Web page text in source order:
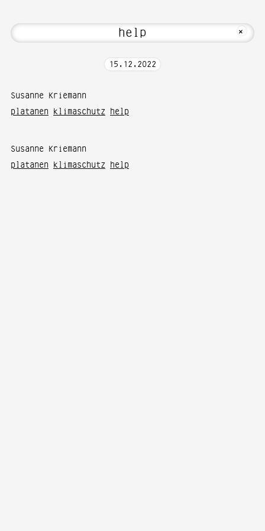
+
15 . 12 . 2022
Susanne Kriemann
platanen
klimaschutz help
Susanne Kriemann
platanen
klimaschutz help